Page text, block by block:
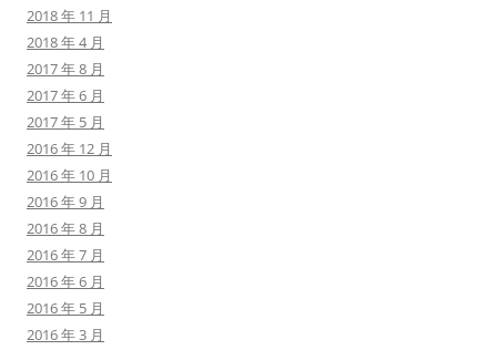
2018 年 11 月
2018 年 4 月
2017 年 8 月
2017 年 6 月
2017 年 5 月
2016 年 12 月
2016 年 10 月
2016 年 9 月
2016 年 8 月
2016 年 7 月
2016 年 6 月
2016 年 5 月
2016 年 3 月